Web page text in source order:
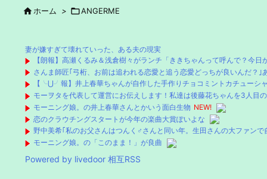
 ホーム > ANGERME
妻が嫌すぎて壊れていった、ある夫の現実
【朗報】高瀬くるみ＆浅倉樹々がランチ「ききちゃんって呼んで？今日
さんま師匠｢弓桁、お前は追われる恋愛と追う恋愛どっちが良いんだ？｣
【╰⋃╯報】井上春華ちゃんが自作した手作りチョコミントカチューシ
モーヲタを代表して運営にお伝えします！私達は後藤花ちゃんを3人目
モーニング娘。の井上春華さんとかいう面白生物 NEW!
恋のクラウチングスタートが今年の楽曲大賞ぽいよな
野中美希｢私のお父さんはつんく♂さんと同い年。生田さんの大ファン
モーニング娘。の「このまま！」が良曲
Powered by livedoor 相互RSS